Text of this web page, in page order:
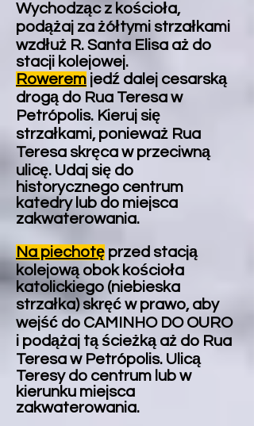
Wychodząc z kościoła,
podążaj za żółtymi strzałkami
wzdłuż R. Santa Elisa aż do
stacji kolejowej.
Rowerem jedź dalej cesarską
drogą do Rua Teresa w
Petrópolis. Kieruj się
strzałkami, ponieważ Rua
Teresa skręca w przeciwną
ulicę. Udaj się do
historycznego centrum
katedry lub do miejsca
zakwaterowania.
Na piechotę przed stacją
kolejową obok kościoła
katolickiego (niebieska
strzałka) skręć w prawo, aby
wejść do CAMINHO DO OURO
i podążaj tą ścieżką aż do Rua
Teresa w Petrópolis. Ulicą
Teresy do centrum lub w
kierunku miejsca
zakwaterowania.